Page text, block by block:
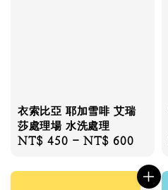
衣索比亞 耶加雪啡 艾瑞
莎處理場 水洗處理
Regular
NT$ 450 -NT$ 600